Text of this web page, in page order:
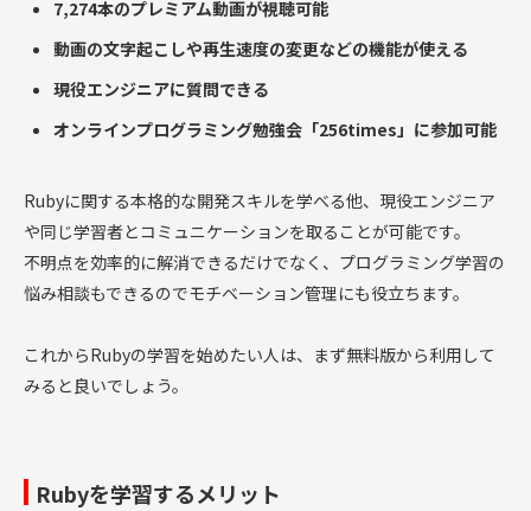
7,274本のプレミアム動画が視聴可能
動画の文字起こしや再生速度の変更などの機能が使える
現役エンジニアに質問できる
オンラインプログラミング勉強会「256times」に参加可能
Rubyに関する本格的な開発スキルを学べる他、現役エンジニア
や同じ学習者とコミュニケーションを取ることが可能です。
不明点を効率的に解消できるだけでなく、プログラミング学習の
悩み相談もできるのでモチベーション管理にも役立ちます。
これからRubyの学習を始めたい人は、まず無料版から利用して
みると良いでしょう。
Rubyを学習するメリット